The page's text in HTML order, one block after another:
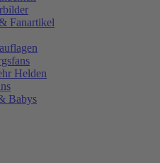
Fanartikel
Helden
Babys